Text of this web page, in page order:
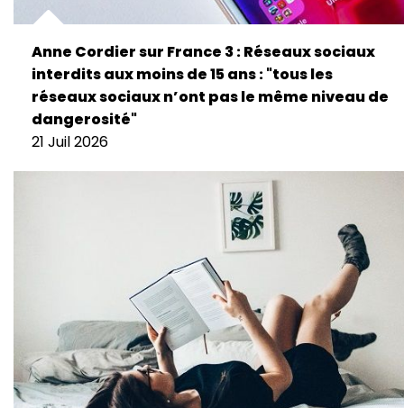
Anne Cordier sur France 3 : Réseaux sociaux
interdits aux moins de 15 ans : "tous les
réseaux sociaux n’ont pas le même niveau de
dangerosité"
21 Juil 2026